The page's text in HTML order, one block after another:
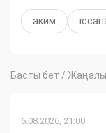
аким
Басты бет /
6.08.2026, 21:00